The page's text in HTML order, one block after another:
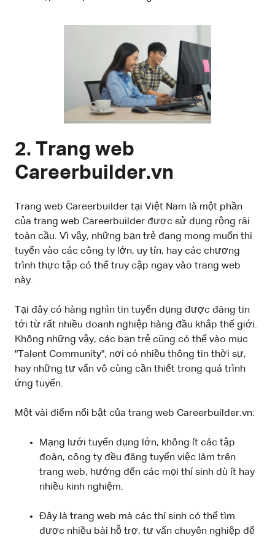
2. Trang web
Careerbuilder.vn
Trang web Careerbuilder tại Việt Nam là một phần
của trang web Careerbuilder được sử dụng rộng rãi
toàn cầu. Vì vậy, những bạn trẻ đang mong muốn thi
tuyển vào các công ty lớn, uy tín, hay các chương
trình thực tập có thể truy cập ngay vào trang web
này.
Tại đây có hàng nghìn tin tuyển dụng được đăng tin
tới từ rất nhiều doanh nghiệp hàng đầu khắp thế giới.
Không những vậy, các bạn trẻ cũng có thể vào mục
"Talent Community", nơi có nhiều thông tin thời sự,
hay những tư vấn vô cùng cần thiết trong quá trình
ứng tuyển.
Một vài điểm nổi bật của trang web Careerbuilder.vn:
Mạng lưới tuyển dụng lớn, không ít các tập
đoàn, công ty đều đăng tuyển việc làm trên
trang web, hướng đến các mọi thí sinh dù ít hay
nhiều kinh nghiệm.
Đây là trang web mà các thí sinh có thể tìm
được nhiều bài hỗ trợ, tư vấn chuyên nghiệp để